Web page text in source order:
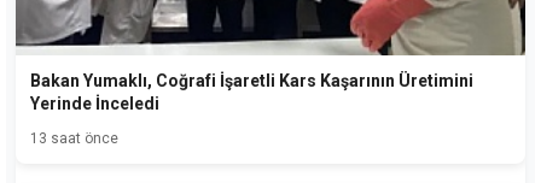
Bakan Yumaklı, Coğrafi İşaretli Kars Kaşarının Üretimini
Yerinde İnceledi
13 saat önce